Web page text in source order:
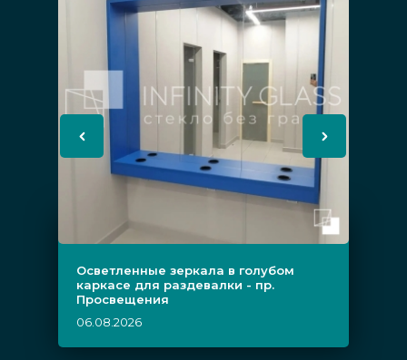
Осветленные зеркала в голубом
каркасе для раздевалки - пр.
Просвещения
06.08.2026